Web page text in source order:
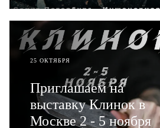
25 ОКТЯБРЯ
Приглашаем на
выставку Клинок в
Москве 2 - 5 ноября